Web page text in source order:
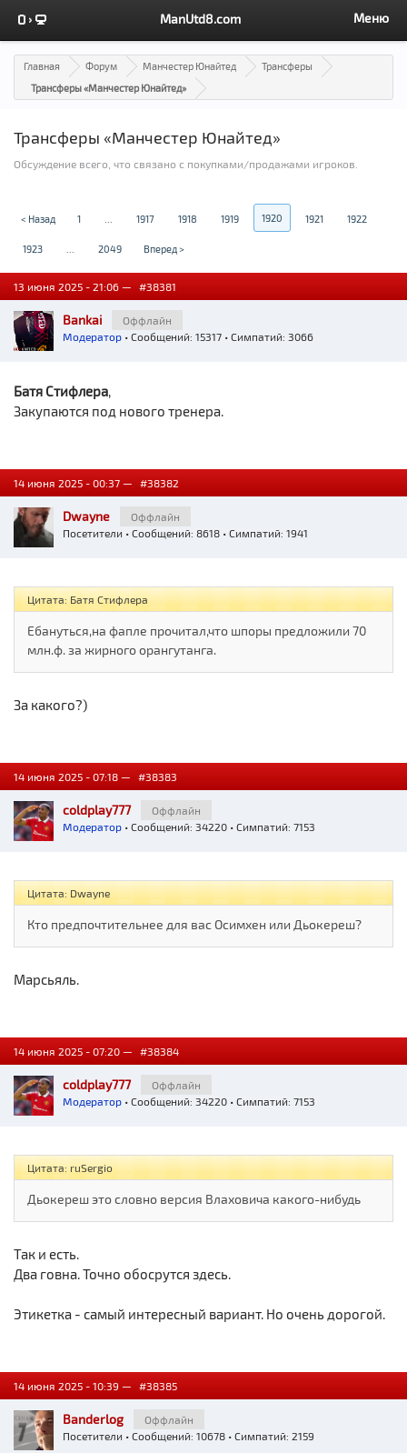
ManUtd8.com Меню
Главная Форум Манчестер Юнайтед
Трансферы
Трансферы «Манчестер Юнайтед»
Трансферы «Манчестер Юнайтед»
Обсуждение всего, что связано с покупками/продажами игроков.
< Назад 1 1917 1918 1919 1920 1921 1922
1923 2049 Вперед >
13 июня 2025 - 21:06 — #38381
Bankai
Оффлайн
Модератор • Сообщений: 15317 • Симпатий: 3066
Батя Стифлера,
Закупаются под нового тренера.
14 июня 2025 - 00:37 — #38382
Dwayne
Оффлайн
Посетители • Сообщений: 8618 • Симпатий: 1941
Цитата: Батя Стифлера
Ебануться,на фапле прочитал,что шпоры предложили 70
млн.ф. за жирного орангутанга.
За какого?)
14 июня 2025 - 07:18 — #38383
coldplay777
Оффлайн
Модератор • Сообщений: 34220 • Симпатий: 7153
Цитата: Dwayne
Кто предпочтительнее для вас Осимхен или Дьокереш?
Марсьяль.
14 июня 2025 - 07:20 — #38384
coldplay777
Оффлайн
Модератор • Сообщений: 34220 • Симпатий: 7153
Цитата: ruSergio
Дьокереш это словно версия Влаховича какого-нибудь
Так и есть.
Два говна. Точно обосрутся здесь.
Этикетка - самый интересный вариант. Но очень дорогой.
14 июня 2025 - 10:39 — #38385
Banderlog
Оффлайн
Посетители • Сообщений: 10678 • Симпатий: 2159